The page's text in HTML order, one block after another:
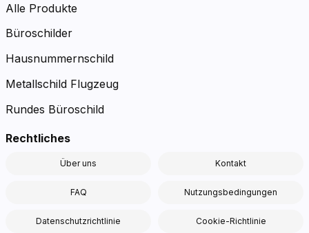
Alle Produkte
Büroschilder
Hausnummernschild
Metallschild Flugzeug
Rundes Büroschild
Rechtliches
Über uns Kontakt
FAQ Nutzungsbedingungen
Datenschutzrichtlinie Cookie-Richtlinie